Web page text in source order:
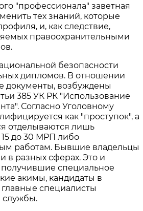
"профессионала" заветная
тех знаний, которые
и, как следствие,
правоохранительными
безопасности
дипломов. В отношении
документы, возбуждены
385 УК РК "Использование
Согласно Уголовному
как "проступок", а
отделываются лишь
до 30 МРП либо
работам. Бывшие владельцы
в разных сферах. Это и
специальное
акимы, кандидаты в
специалисты
службы.